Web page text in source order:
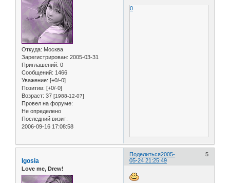
Откуда: Москва
Зарегистрирован: 2005-03-31
Приглашений: 0
Сообщений: 1466
Уважение: [+0/-0]
Позитив: [+0/-0]
Возраст: 37 [1988-12-07]
Провел на форуме:
Не определено
Последний визит:
2006-09-16 17:08:58
0
Поделиться 5
2005-
05-24 21:25:49
Igosia
Love me, Drew!